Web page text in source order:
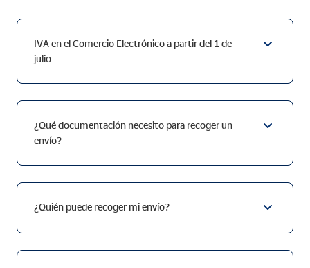
IVA en el Comercio Electrónico a partir del 1 de
julio
¿Qué documentación necesito para recoger un
envío?
¿Quién puede recoger mi envío?